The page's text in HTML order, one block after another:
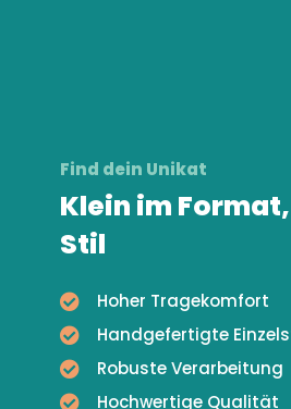
Find dein Unikat
Klein im
Stil
Hoher Tragekomfort
Handgefertigte
Robuste Verarbeitung
Hochwertige Qualität